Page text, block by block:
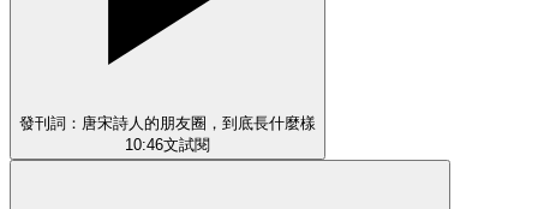
發刊詞：唐宋詩人的朋友圈，到底長什麼樣
10:46文試閱